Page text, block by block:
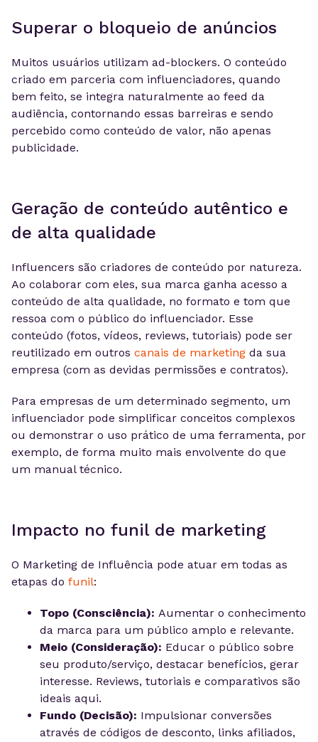
Superar o bloqueio de anúncios
Muitos usuários utilizam ad-blockers. O conteúdo
criado em parceria com influenciadores, quando
bem feito, se integra naturalmente ao feed da
audiência, contornando essas barreiras e sendo
percebido como conteúdo de valor, não apenas
publicidade.
Geração de conteúdo autêntico e
de alta qualidade
Influencers são criadores de conteúdo por natureza.
Ao colaborar com eles, sua marca ganha acesso a
conteúdo de alta qualidade, no formato e tom que
ressoa com o público do influenciador. Esse
conteúdo (fotos, vídeos, reviews, tutoriais) pode ser
reutilizado em outros canais de marketing da sua
empresa (com as devidas permissões e contratos).
Para empresas de um determinado segmento, um
influenciador pode simplificar conceitos complexos
ou demonstrar o uso prático de uma ferramenta, por
exemplo, de forma muito mais envolvente do que
um manual técnico.
Impacto no funil de marketing
O Marketing de Influência pode atuar em todas as
etapas do funil:
Topo (Consciência): Aumentar o conhecimento
da marca para um público amplo e relevante.
Meio (Consideração): Educar o público sobre
seu produto/serviço, destacar benefícios, gerar
interesse. Reviews, tutoriais e comparativos são
ideais aqui.
Fundo (Decisão): Impulsionar conversões
através de códigos de desconto, links afiliados,